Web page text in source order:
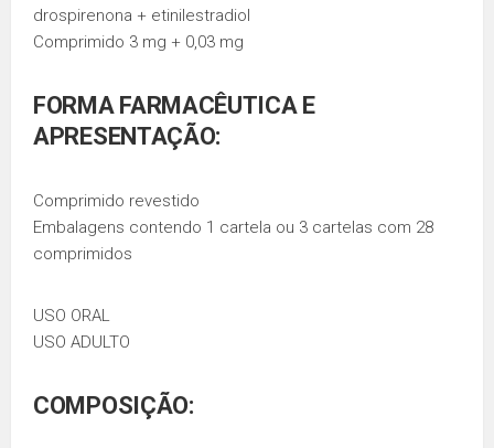
drospirenona + etinilestradiol
Comprimido 3 mg + 0,03 mg
FORMA FARMACÊUTICA E
APRESENTAÇÃO:
Comprimido revestido
Embalagens contendo 1 cartela ou 3 cartelas com 28
comprimidos
USO ORAL
USO ADULTO
COMPOSIÇÃO: